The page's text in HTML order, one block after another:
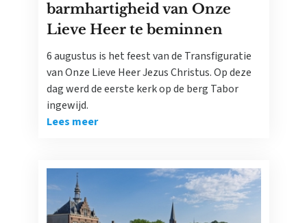
barmhartigheid van Onze
Lieve Heer te beminnen
6 augustus is het feest van de Transfiguratie
van Onze Lieve Heer Jezus Christus. Op deze
dag werd de eerste kerk op de berg Tabor
ingewijd.
Lees meer